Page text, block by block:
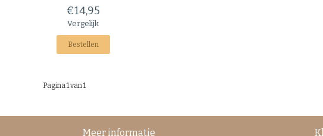
€14,95
Vergelijk
Bestellen
Pagina 1 van 1
Meer informatie